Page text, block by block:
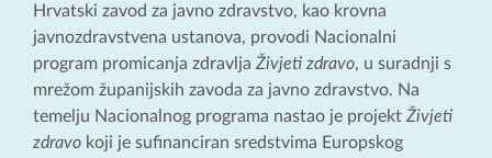
Hrvatski zavod za javno zdravstvo, kao krovna
javnozdravstvena ustanova, provodi Nacionalni
program promicanja zdravlja Živjeti zdravo, u suradnji s
mrežom županijskih zavoda za javno zdravstvo. Na
temelju Nacionalnog programa nastao je projekt Živjeti
zdravo koji je sufinanciran sredstvima Europskog